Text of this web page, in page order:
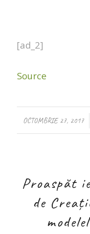
[ad_2]
Source
OCTOMBRIE 27, 2017
/
Proaspăt
de